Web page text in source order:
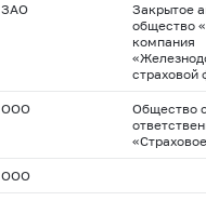
ЗАО
Закрытое
общество
компания
страховой
ООО
Общество
ООО